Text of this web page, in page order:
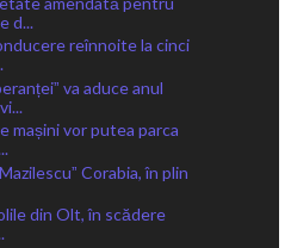
d...
reînnoite la cinci
va aduce anul
mașini vor putea parca
Corabia, în plin
din Olt, în scădere